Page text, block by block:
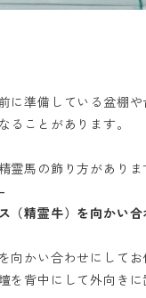
に準備している盆棚や
ることがあります。
霊馬の飾り方がありま
（精霊牛）を向かい合
向かい合わせにしてお
を背中にして外向きに